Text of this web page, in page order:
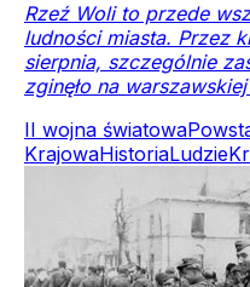
Rzeź Woli to przede
ludności miasta. Przez
sierpnia, szczególnie
zginęło na
II wojna światowa
KrajowaHistoriaLudzie